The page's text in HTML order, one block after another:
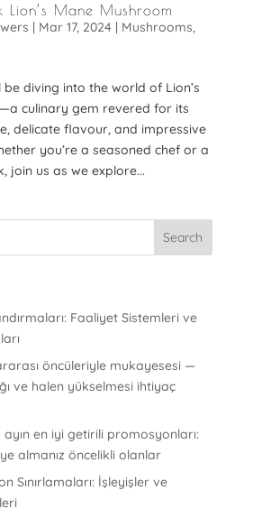
Mane Mushroom
| Mar 17, 2024| Mushrooms,
be diving into the world of Lion’s
culinary gem revered for its
delicate flavour, and impressive
you’re a seasoned chef or a
join us as we explore...
Faaliyet Sistemleri ve
öncüleriyle mukayesesi —
ve halen yükselmesi ihtiyaç
ayın en iyi getirili promosyonları:
almanız öncelikli olanlar
Sınırlamaları: İşleyişler ve